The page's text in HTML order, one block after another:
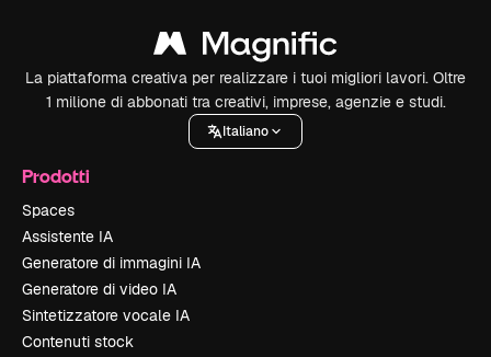
La piattaforma creativa per realizzare i tuoi migliori lavori. Oltre
1 milione di abbonati tra creativi, imprese, agenzie e studi.
Italiano
Prodotti
Spaces
Assistente IA
Generatore di immagini IA
Generatore di video IA
Sintetizzatore vocale IA
Contenuti stock